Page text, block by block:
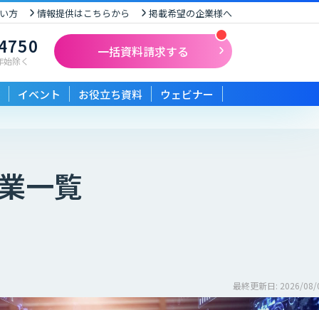
方 情報提供はこちらから 掲載希望の企業様へ
除く
一括資料請求する
イベント お役立ち資料 ウェビナー
一覧
最終更新日: 2026/08/